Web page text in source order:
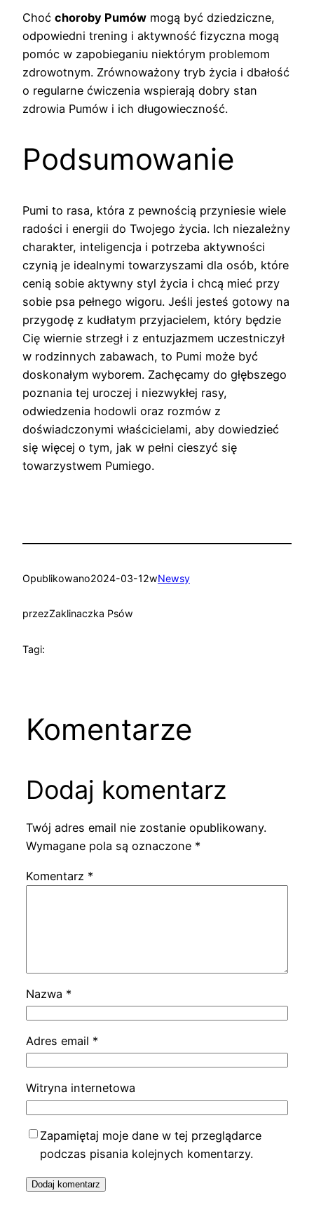
Choć choroby Pumów mogą być dziedziczne,
odpowiedni trening i aktywność fizyczna mogą
pomóc w zapobieganiu niektórym problemom
zdrowotnym. Zrównoważony tryb życia i dbałość
o regularne ćwiczenia wspierają dobry stan
zdrowia Pumów i ich długowieczność.
Podsumowanie
Pumi to rasa, która z pewnością przyniesie wiele
radości i energii do Twojego życia. Ich niezależny
charakter, inteligencja i potrzeba aktywności
czynią je idealnymi towarzyszami dla osób, które
cenią sobie aktywny styl życia i chcą mieć przy
sobie psa pełnego wigoru. Jeśli jesteś gotowy na
przygodę z kudłatym przyjacielem, który będzie
Cię wiernie strzegł i z entuzjazmem uczestniczył
w rodzinnych zabawach, to Pumi może być
doskonałym wyborem. Zachęcamy do głębszego
poznania tej uroczej i niezwykłej rasy,
odwiedzenia hodowli oraz rozmów z
doświadczonymi właścicielami, aby dowiedzieć
się więcej o tym, jak w pełni cieszyć się
towarzystwem Pumiego.
Opublikowano2024-03-12wNewsy
przezZaklinaczka Psów
Tagi:
Komentarze
Dodaj komentarz
Twój adres email nie zostanie opublikowany.
Wymagane pola są oznaczone *
Komentarz *
Nazwa *
Adres email *
Witryna internetowa
Zapamiętaj moje dane w tej przeglądarce
podczas pisania kolejnych komentarzy.